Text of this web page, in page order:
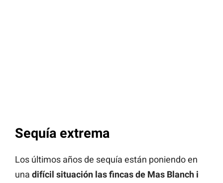
Sequía extrema
Los últimos años de sequía están poniendo en
una difícil situación las fincas de Mas Blanch i